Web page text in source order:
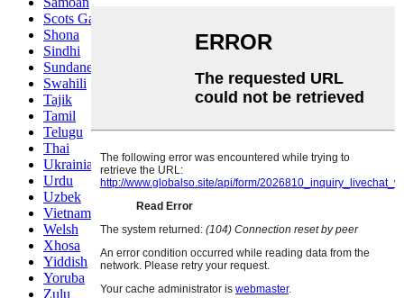
Scots Gaelic
Shona
Sindhi
Sundanese
Swahili
Tajik
Tamil
Telugu
Thai
Ukrainian
Urdu
Uzbek
Vietnamese
Welsh
Xhosa
Yiddish
Yoruba
Zulu